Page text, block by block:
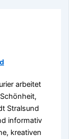
arbeitet
Stralsund
informativ
kreativen